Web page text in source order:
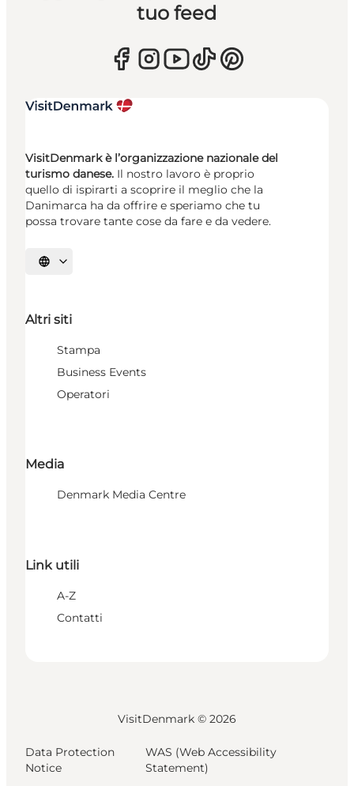
tuo feed
VisitDenmark è l’organizzazione nazionale del
turismo danese. Il nostro lavoro è proprio
quello di ispirarti a scoprire il meglio che la
Danimarca ha da offrire e speriamo che tu
possa trovare tante cose da fare e da vedere.
Seleziona la lingua
Altri siti
Stampa
Business Events
Operatori
Media
Denmark Media Centre
Link utili
A-Z
Contatti
VisitDenmark © 2026
Data Protection
Notice
WAS (Web Accessibility
Statement)